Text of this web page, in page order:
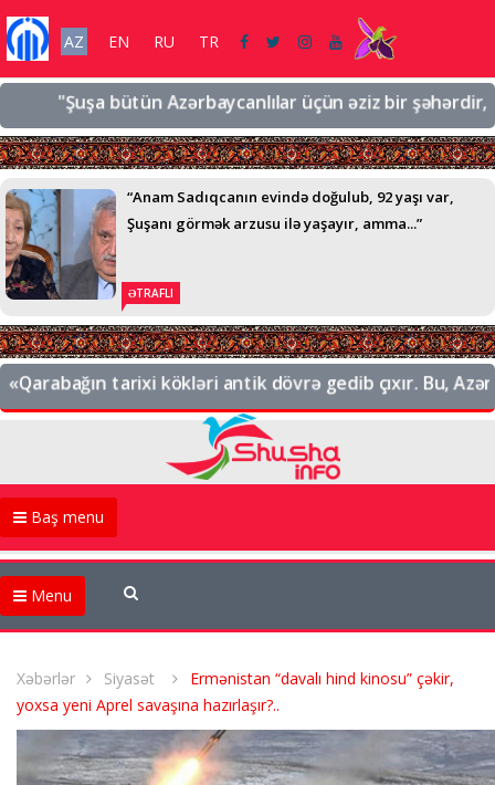
AZ EN RU TR
"Şuşa bütün Azərbaycanlılar üçün əziz bir şəhərdir,
“Anam Sadıqcanın evində doğulub, 92 yaşı var,
Şuşanı görmək arzusu ilə yaşayır, amma...”
ƏTRAFLI
tarixi kökləri antik dövrə gedib çıxır. Bu,
Baş menu
Menu
Xəbərlər Siyasət
Ermənistan “davalı hind kinosu” çəkir,
yoxsa yeni Aprel savaşına hazırlaşır?..